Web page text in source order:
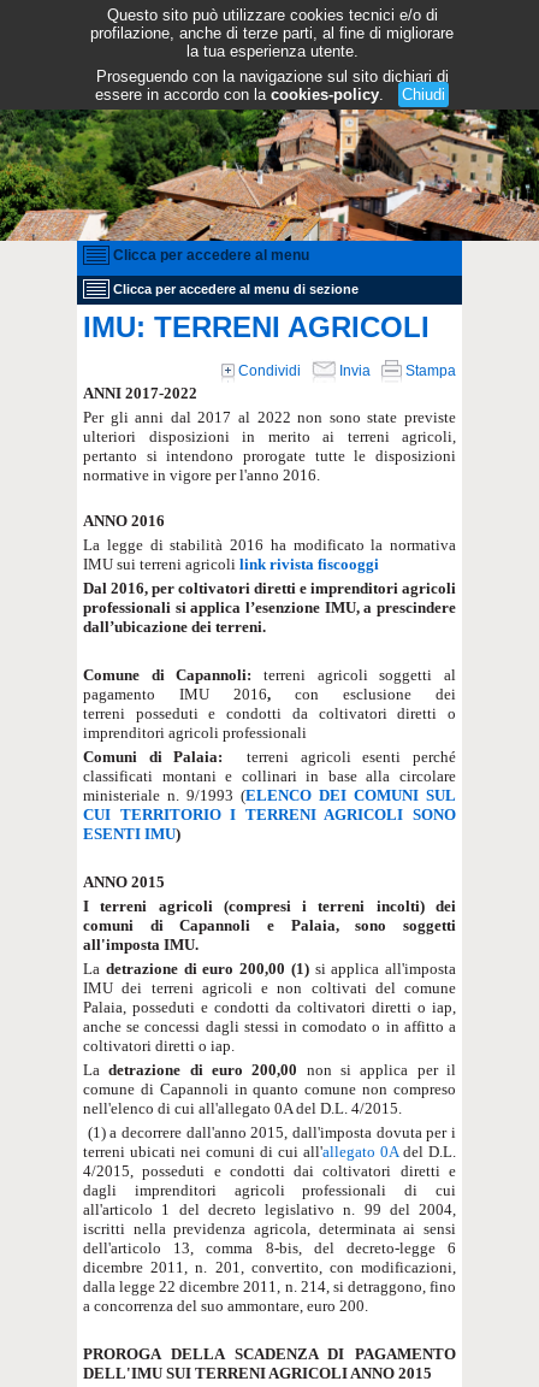
Questo sito può utilizzare cookies tecnici e/o di
profilazione, anche di terze parti, al fine di migliorare
la tua esperienza utente.
Proseguendo con la navigazione sul sito dichiari di
essere in accordo con la cookies-policy. Chiudi
Clicca per accedere al menu
Clicca per accedere al menu di sezione
IMU: TERRENI AGRICOLI
Condividi Invia Stampa
ANNI 2017-2022
Per gli anni dal 2017 al 2022 non sono state previste
ulteriori disposizioni in merito ai terreni agricoli,
pertanto si intendono prorogate tutte le disposizioni
normative in vigore per l'anno 2016.
ANNO 2016
La legge di stabilità 2016 ha modificato la normativa
IMU sui terreni agricoli link rivista fiscooggi
Dal 2016, per coltivatori diretti e imprenditori agricoli
professionali si applica l’esenzione IMU, a prescindere
dall’ubicazione dei terreni.
Comune di Capannoli: terreni agricoli soggetti al
pagamento IMU 2016, con esclusione dei
terreni posseduti e condotti da coltivatori diretti o
imprenditori agricoli professionali
Comuni di Palaia:
terreni agricoli esenti perché
classificati montani e collinari in base alla circolare
ministeriale n. 9/1993 (ELENCO DEI COMUNI SUL
CUI TERRITORIO I TERRENI AGRICOLI SONO
ESENTI IMU)
ANNO 2015
I terreni agricoli (compresi i terreni incolti) dei
comuni di Capannoli e Palaia, sono soggetti
all'imposta IMU.
La detrazione di euro 200,00 (1) si applica all'imposta
IMU dei terreni agricoli e non coltivati del comune
Palaia, posseduti e condotti da coltivatori diretti o iap,
anche se concessi dagli stessi in comodato o in affitto a
coltivatori diretti o iap.
Ladetrazione di euro 200,00 non si applica per il
comune di Capannoli in quanto comune non compreso
nell'elenco di cui all'allegato 0A del D.L. 4/2015.
(1) a decorrere dall'anno 2015, dall'imposta dovuta per i
terreni ubicati nei comuni di cui all'allegato 0Adel D.L.
4/2015, posseduti e condotti dai coltivatori diretti e
dagli imprenditori agricoli professionali di cui
all'articolo 1 del decreto legislativo n. 99 del 2004,
iscritti nella previdenza agricola, determinata ai sensi
dell'articolo 13, comma 8-bis, del decreto-legge 6
dicembre 2011, n. 201, convertito, con modificazioni,
dalla legge 22 dicembre 2011, n. 214, si detraggono, fino
a concorrenza del suo ammontare, euro 200.
PROROGA DELLA SCADENZA DI PAGAMENTO
DELL'IMU SUI TERRENI AGRICOLI ANNO 2015